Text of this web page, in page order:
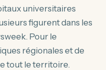
universitaires
figurent dans les
Pour le
régionales et de
tout le territoire.